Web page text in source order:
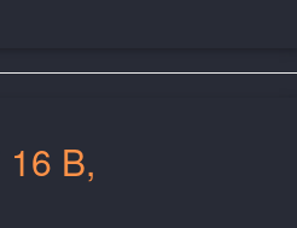
B,